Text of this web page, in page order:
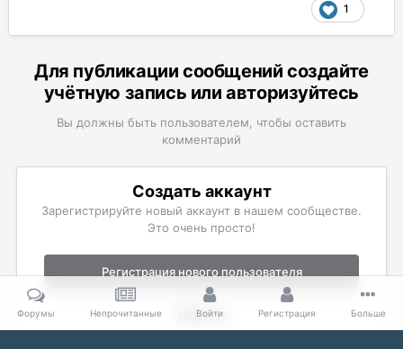
1
Для публикации сообщений создайте
учётную запись или авторизуйтесь
Вы должны быть пользователем, чтобы оставить
комментарий
Создать аккаунт
Зарегистрируйте новый аккаунт в нашем сообществе.
Это очень просто!
Регистрация нового пользователя
Войти
Уже есть аккаунт? Войти в систему.
Форумы Непрочитанные Войти Регистрация Больше